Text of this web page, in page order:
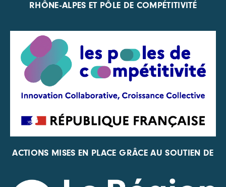
RHÔNE-ALPES ET PÔLE DE COMPÉTITIVITÉ
ACTIONS MISES EN PLACE GRÂCE AU SOUTIEN DE